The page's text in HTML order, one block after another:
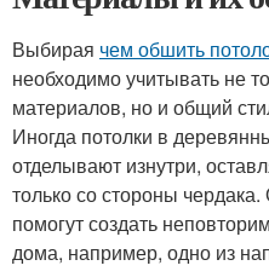
Выбирая чем обшить
необходимо учитывать не
материалов, но и общий
Иногда потолки в
отделывают изнутри,
только со стороны
помогут создать
дома, например, одно из